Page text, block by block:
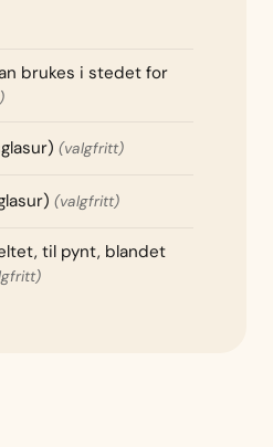
brukes i stedet for
(valgfritt)
(valgfritt)
til pynt, blandet